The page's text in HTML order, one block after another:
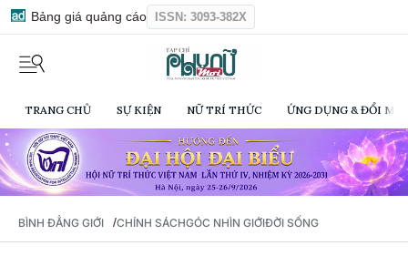
Bảng giá quảng cáo ISSN: 3093-382X
TRANG CHỦ SỰ KIỆN NỮ TRÍ THỨC ỨNG DỤNG & ĐỔI
BÌNH ĐẲNG GIỚI /CHÍNH SÁCHGÓC NHÌN GIỚIĐỜI SỐNG